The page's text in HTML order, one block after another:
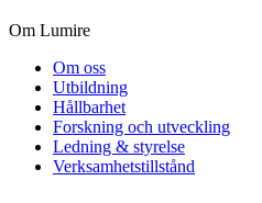
Om Lumire
Om oss
Utbildning
Hållbarhet
Forskning och utveckling
Ledning & styrelse
Verksamhetstillstånd